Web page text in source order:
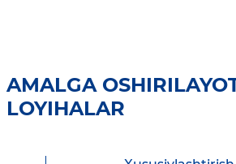
AMALGA
LOYIHALAR